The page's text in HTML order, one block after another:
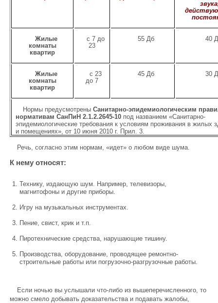
Жилые
комнаты
квартир
с 7 до
23
55 Дб 40
Жилые
комнаты
квартир
с 23
до 7
45 Дб 30
Нормы предусмотрены Санитарно-эпидемиологическим
нормативам СанПиН 2.1.2.2645-10под названием «Санитарно-
эпидемиологические требования к условиям проживания в жилых
и помещениях», от 10 июня 2010 г. Прил. 3.
Речь, согласно этим нормам, «идет» о любом виде шума.
К нему относят:
Технику, издающую шум. Например, телевизоры,
магнитофоны и другие приборы.
Игру на музыкальных инструментах.
Пение, свист, крик и т.п.
Пиротехнические средства, нарушающие тишину.
Производства, оборудование, проводящее ремонтно-
строительные работы или погрузочно-разгрузочные работы.
Если ночью вы услышали что-либо из вышеперечисленного, то
можно смело добывать доказательства и подавать жалобы,